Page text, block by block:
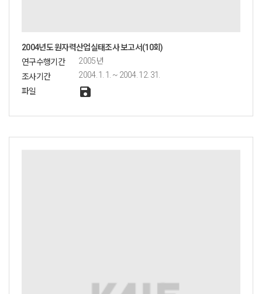
2004년도 원자력산업실태조사 보고서(10회)
연구수행기간
2005년
조사기간
2004. 1. 1. ~ 2004. 12. 31.
파일
save